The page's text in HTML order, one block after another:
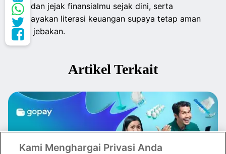
diri dan jejak finansialmu sejak dini, serta
budayakan literasi keuangan supaya tetap aman
dari jebakan.
Artikel Terkait
Kami Menghargai Privasi Anda